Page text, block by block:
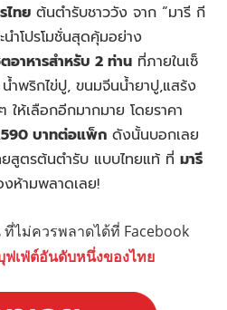
ไทย ต้นตำรับชาววัง จาก “มารี กี
ำโปรโมชั่นสุดคุ้มอย่าง
อาหารสำหรับ 2 ท่าน ที่ภายในเซ็
ำพริกไข่ปู, ขนมจีนน้ำยาปู,แสร้ง
ให้เลือกอีกมากมาย โดยราคา
บาทต่อแพ็ก ดังนั้นบอกเลย
สูตรต้นตำรับ แบบไทยแท้ ที่ มารี
ห้ามพลาดเลย!
ไม่ควรพลาดได้ที่ Facebook
เฟ่ต์อันดับหนึ่งของไทย